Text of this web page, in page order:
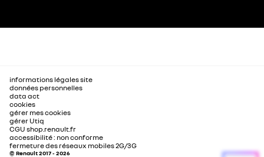
informations légales site
données personnelles
data act
cookies
gérer mes cookies
gérer Utiq
CGU shop.renault.fr
accessibilité : non conforme
fermeture des réseaux mobiles 2G/3G
© Renault 2017 - 2026